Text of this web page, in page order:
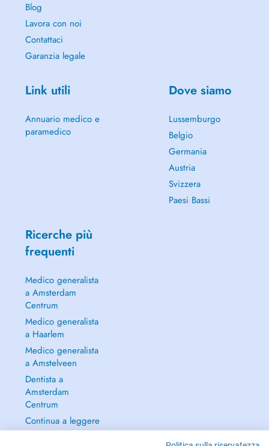
Blog
Lavora con noi
Contattaci
Garanzia legale
Link utili
Annuario medico e
paramedico
Dove siamo
Lussemburgo
Belgio
Germania
Austria
Svizzera
Paesi Bassi
Ricerche più
frequenti
Medico generalista
a Amsterdam
Centrum
Medico generalista
a Haarlem
Medico generalista
a Amstelveen
Dentista a
Amsterdam
Centrum
Continua a leggere
→